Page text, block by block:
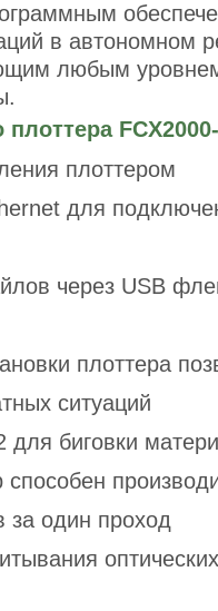
в автономном
любым
плоттером
для
через USB
плоттера
ситуаций
для биговки
за один проход